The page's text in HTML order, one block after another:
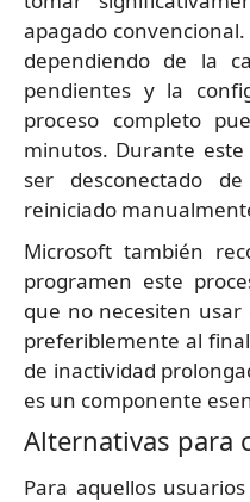
apagado
dependiendo de la
pendientes y la
proceso completo
minutos. Durante
ser desconectado
reiniciado
Microsoft también
programen este
que no necesiten
preferiblemente al
de inactividad
es un componente
Alternativas para
Para aquellos